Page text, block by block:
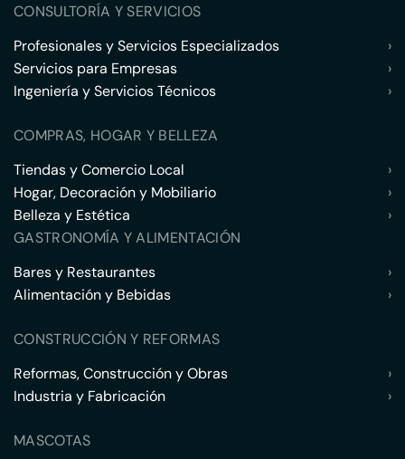
CONSULTORÍA Y SERVICIOS
Profesionales y Servicios Especializados
›
Servicios para Empresas
›
Ingeniería y Servicios Técnicos
›
COMPRAS, HOGAR Y BELLEZA
Tiendas y Comercio Local
›
Hogar, Decoración y Mobiliario
›
Belleza y Estética
›
GASTRONOMÍA Y ALIMENTACIÓN
Bares y Restaurantes
›
Alimentación y Bebidas
›
CONSTRUCCIÓN Y REFORMAS
Reformas, Construcción y Obras
›
Industria y Fabricación
›
MASCOTAS